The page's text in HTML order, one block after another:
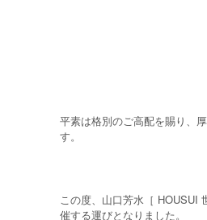
平素は格別のご高配を賜り、
す。
この度、山口芳水［ HOUSUI
催する運びとなりました。